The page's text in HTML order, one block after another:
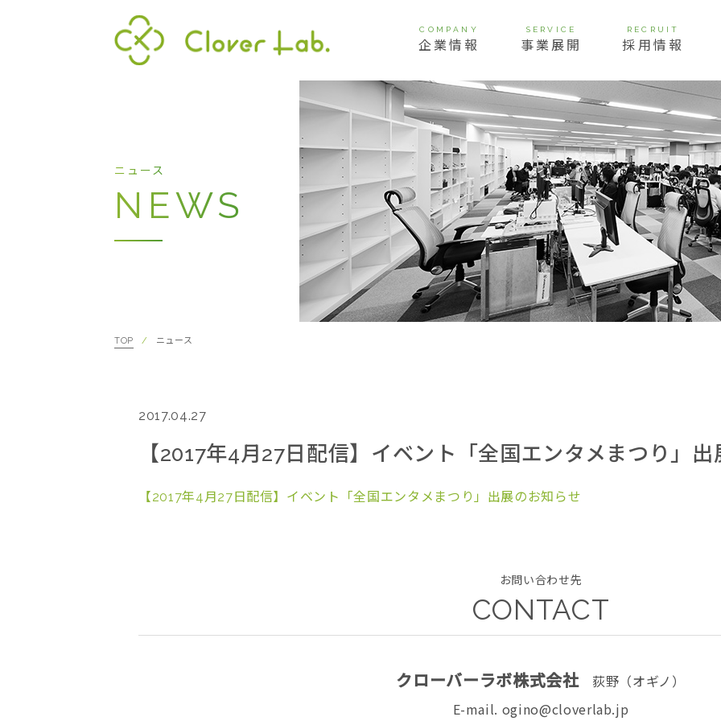
COMPANY
企業情報
代表挨拶 経営理念 ビジョン 会社概要
SERVICE
事業展開
RECRUIT
採用情報
ニュース
NEWS
TOP ニュース
【2017年4月27日配信】イベント「全国エンタメまつり」出
2017.04.27
【2017年4月27日配信】イベント「全国エンタメまつり」出展のお知らせ
お問い合わせ先
CONTACT
クローバーラボ株式会社荻野（オギノ）
E-mail. ogino@cloverlab.jp